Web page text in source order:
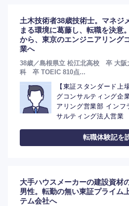
土木技術者38歳技術士。マネジ
まる環境に葛藤し、転職を決意
から、東京のエンジニアリング
業へ
38歳／島根県立 松江北高校 卒 大阪
科 卒 TOEIC 810点...
【東証スタンダード
グコンサルティング
アリング営業部 インフ
サルティング法人営業
転職体験記を
大手ハウスメーカーの建設資材
男性。転勤の無い東証プライム
テム会社へ